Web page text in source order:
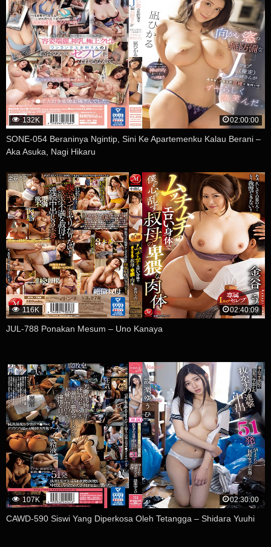
132K 02:00:00
SONE-054 Beraninya Ngintip, Sini Ke Apartemenku Kalau Berani –
Aka Asuka, Nagi Hikaru
116K 02:40:09
JUL-788 Ponakan Mesum – Uno Kanaya
107K 02:30:00
CAWD-590 Siswi Yang Diperkosa Oleh Tetangga – Shidara Yuuhi